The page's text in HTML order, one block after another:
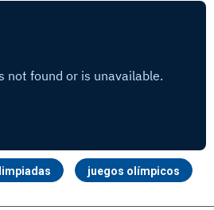
juegos olímpicos